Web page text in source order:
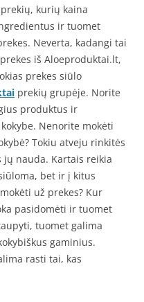
kurių kaina
ir tuomet
Neverta, kadangi tai
iš Aloeproduktai.lt,
prekes siūlo
prekių grupėje. Norite
produktus ir
Nenorite mokėti
Tokiu atveju rinkitės
jų nauda. Kartais reikia
bet ir į kitus
už prekes? Kur
pasidomėti ir tuomet
tuomet galima
gaminius.
rasti tai, kas